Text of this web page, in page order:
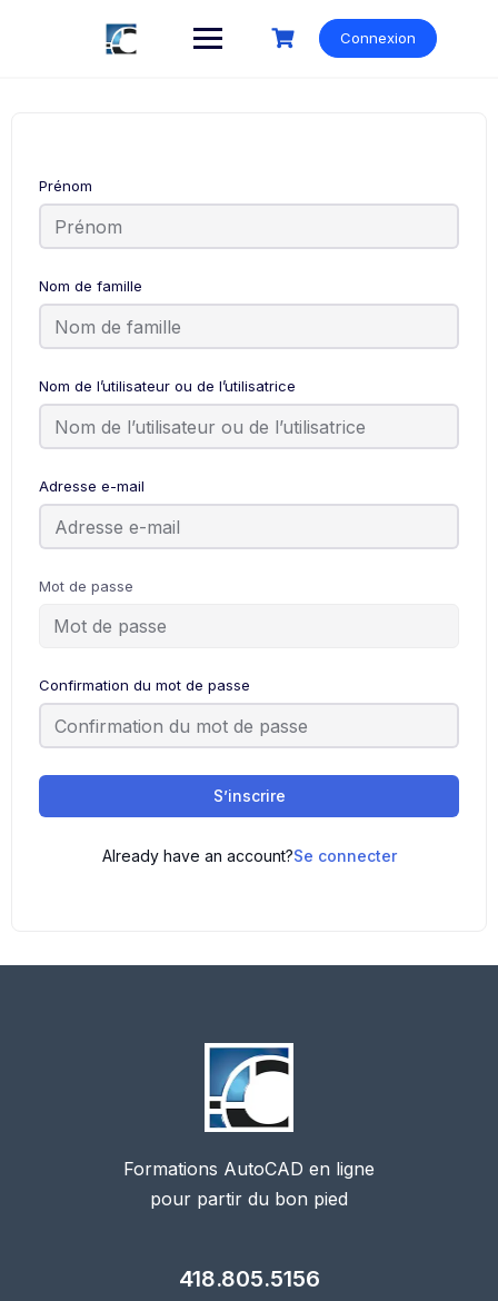
Connexion
Prénom
Nom de famille
Nom de l’utilisateur ou de l’utilisatrice
Adresse e-mail
Mot de passe
Confirmation du mot de passe
S’inscrire
Already have an account?Se connecter
Formations AutoCAD en ligne
pour partir du bon pied
418.805.5156